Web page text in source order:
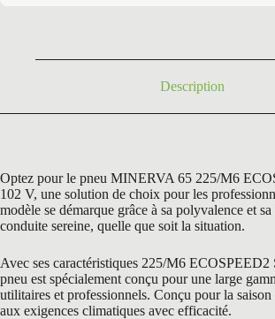
Description
Optez pour le pneu MINERVA 65 225/M6
102 V, une solution de choix pour les
modèle se démarque grâce à sa polyvalence et
conduite sereine, quelle que soit la situation.
Avec ses caractéristiques 225/M6
pneu est spécialement conçu pour une large
utilitaires et professionnels. Conçu pour la saison
aux exigences climatiques avec efficacité.